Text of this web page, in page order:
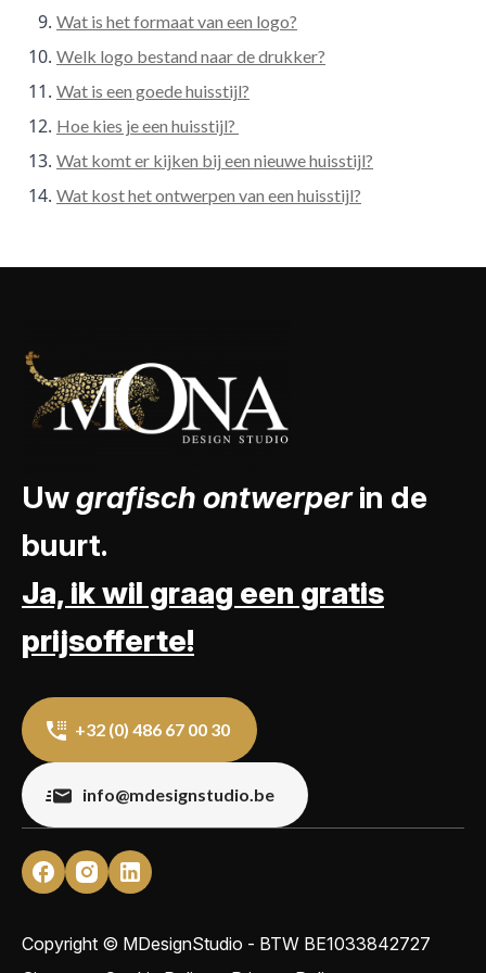
Wat is het formaat van een logo?
Welk logo bestand naar de drukker?
Wat is een goede huisstijl?
Hoe kies je een huisstijl?
Wat komt er kijken bij een nieuwe huisstijl?
Wat kost het ontwerpen van een huisstijl?
Uwgrafisch ontwerperin de
buurt.
Ja, ik wil graag een gratis
prijsofferte!
+32 (0) 486 67 00 30
info@mdesignstudio.be
Copyright © MDesignStudio - BTW BE1033842727